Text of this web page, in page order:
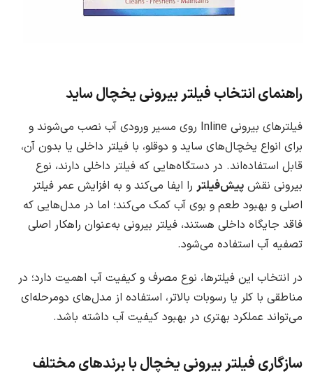
راهنمای انتخاب فیلتر بیرونی یخچال ساید
فیلترهای بیرونی Inline روی مسیر ورودی آب نصب می‌شوند و
برای انواع یخچال‌های ساید و دوقلو، با فیلتر داخلی یا بدون آن،
قابل استفاده‌اند. در دستگاه‌هایی که فیلتر داخلی دارند، نوع
بیرونی نقش پیش‌فیلتر را ایفا می‌کند و به افزایش عمر فیلتر
اصلی و بهبود طعم و بوی آب کمک می‌کند؛ اما در مدل‌هایی که
فاقد جایگاه داخلی هستند، فیلتر بیرونی به‌عنوان راهکار اصلی
تصفیه آب استفاده می‌شود.
در انتخاب این فیلترها، نوع مصرف و کیفیت آب اهمیت دارد؛ در
مناطقی با کلر یا رسوبات بالاتر، استفاده از مدل‌های دو‌مرحله‌ای
می‌تواند عملکرد بهتری در بهبود کیفیت آب داشته باشد.
سازگاری فیلتر بیرونی یخچال با برندهای مختلف